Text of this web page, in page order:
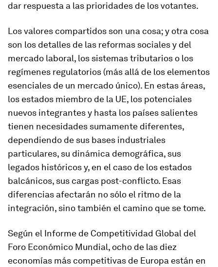
dar respuesta a las prioridades de los votantes.
Los valores compartidos son una cosa; y otra cosa
son los detalles de las reformas sociales y del
mercado laboral, los sistemas tributarios o los
regímenes regulatorios (más allá de los elementos
esenciales de un mercado único). En estas áreas,
los estados miembro de la UE, los potenciales
nuevos integrantes y hasta los países salientes
tienen necesidades sumamente diferentes,
dependiendo de sus bases industriales
particulares, su dinámica demográfica, sus
legados históricos y, en el caso de los estados
balcánicos, sus cargas post-conflicto. Esas
diferencias afectarán no sólo el ritmo de la
integración, sino también el camino que se tome.
Según el Informe de Competitividad Global del
Foro Económico Mundial, ocho de las diez
economías más competitivas de Europa están en